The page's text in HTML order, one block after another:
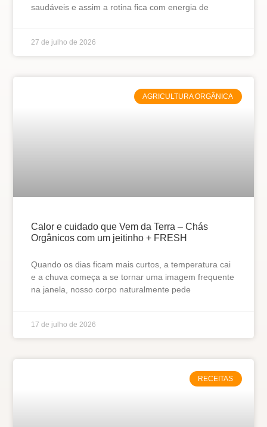
saudáveis e assim a rotina fica com energia de
27 de julho de 2026
AGRICULTURA ORGÂNICA
Calor e cuidado que Vem da Terra – Chás
Orgânicos com um jeitinho + FRESH
Quando os dias ficam mais curtos, a temperatura cai
e a chuva começa a se tornar uma imagem frequente
na janela, nosso corpo naturalmente pede
17 de julho de 2026
RECEITAS